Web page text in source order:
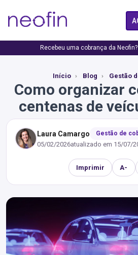
Recebeu uma cobrança da Neofin?
Início Blog Gestão
Como organizar
centenas de
Laura Camargo Gestão de
05/02/2026atualizado em 15/07/
Imprimir A-